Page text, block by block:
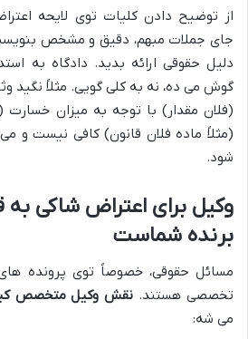
از توضیح دادن کلیات توی لایحه
جای جملات مبهم، دقیق و مشخص
دلیل حقوقی ارائه بدید. دادگاه به
گوش می ده، نه به کلی گویی. مثلاً نگید
(فلان مقدار) با توجه به میزان
(مثلاً ماده فلان قانون) کافی نیست و می
شود.
وکیل برای اعتراض شاکی به
برنده شماست
مسائل حقوقی، خصوصاً توی پرونده
تخصصی هستند. نقش وکیل متخصص
می شه: